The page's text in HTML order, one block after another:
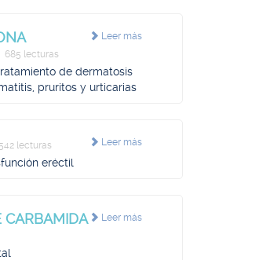
Leer más
685 lecturas
de dermatosis
pruritos y urticarias
Leer más
542 lecturas
eréctil
Leer más
CARBAMIDA